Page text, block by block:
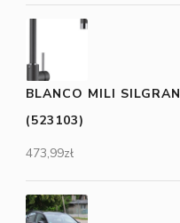
BLANCO MILI
(523103)
473,99zł